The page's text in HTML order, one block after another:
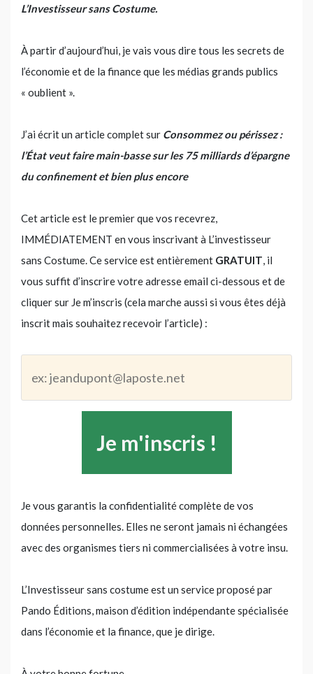
L’Investisseur sans Costume.
À partir d’aujourd’hui, je vais vous dire tous les secrets de
l’économie et de la finance que les médias grands publics
« oublient ».
J’ai écrit un article complet sur Consommez ou périssez :
l’État veut faire main-basse sur les 75 milliards d’épargne
du confinement et bien plus encore
Cet article est le premier que vos recevrez,
IMMÉDIATEMENT en vous inscrivant à L’investisseur
sans Costume. Ce service est entièrement GRATUIT, il
vous suffit d’inscrire votre adresse email ci-dessous et de
cliquer sur Je m’inscris (cela marche aussi si vous êtes déjà
inscrit mais souhaitez recevoir l’article) :
Je vous garantis la confidentialité complète de vos
données personnelles. Elles ne seront jamais ni échangées
avec des organismes tiers ni commercialisées à votre insu.
L’Investisseur sans costume est un service proposé par
Pando Éditions, maison d’édition indépendante spécialisée
dans l’économie et la finance, que je dirige.